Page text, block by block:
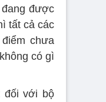
được
tất cả các
chưa
có gì
đối với bộ